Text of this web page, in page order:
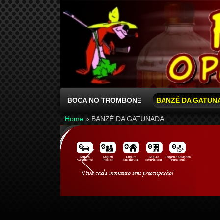
BOCA NO TROMBONE BANZÉ DA
Home » BANZÉ DA GATUNADA